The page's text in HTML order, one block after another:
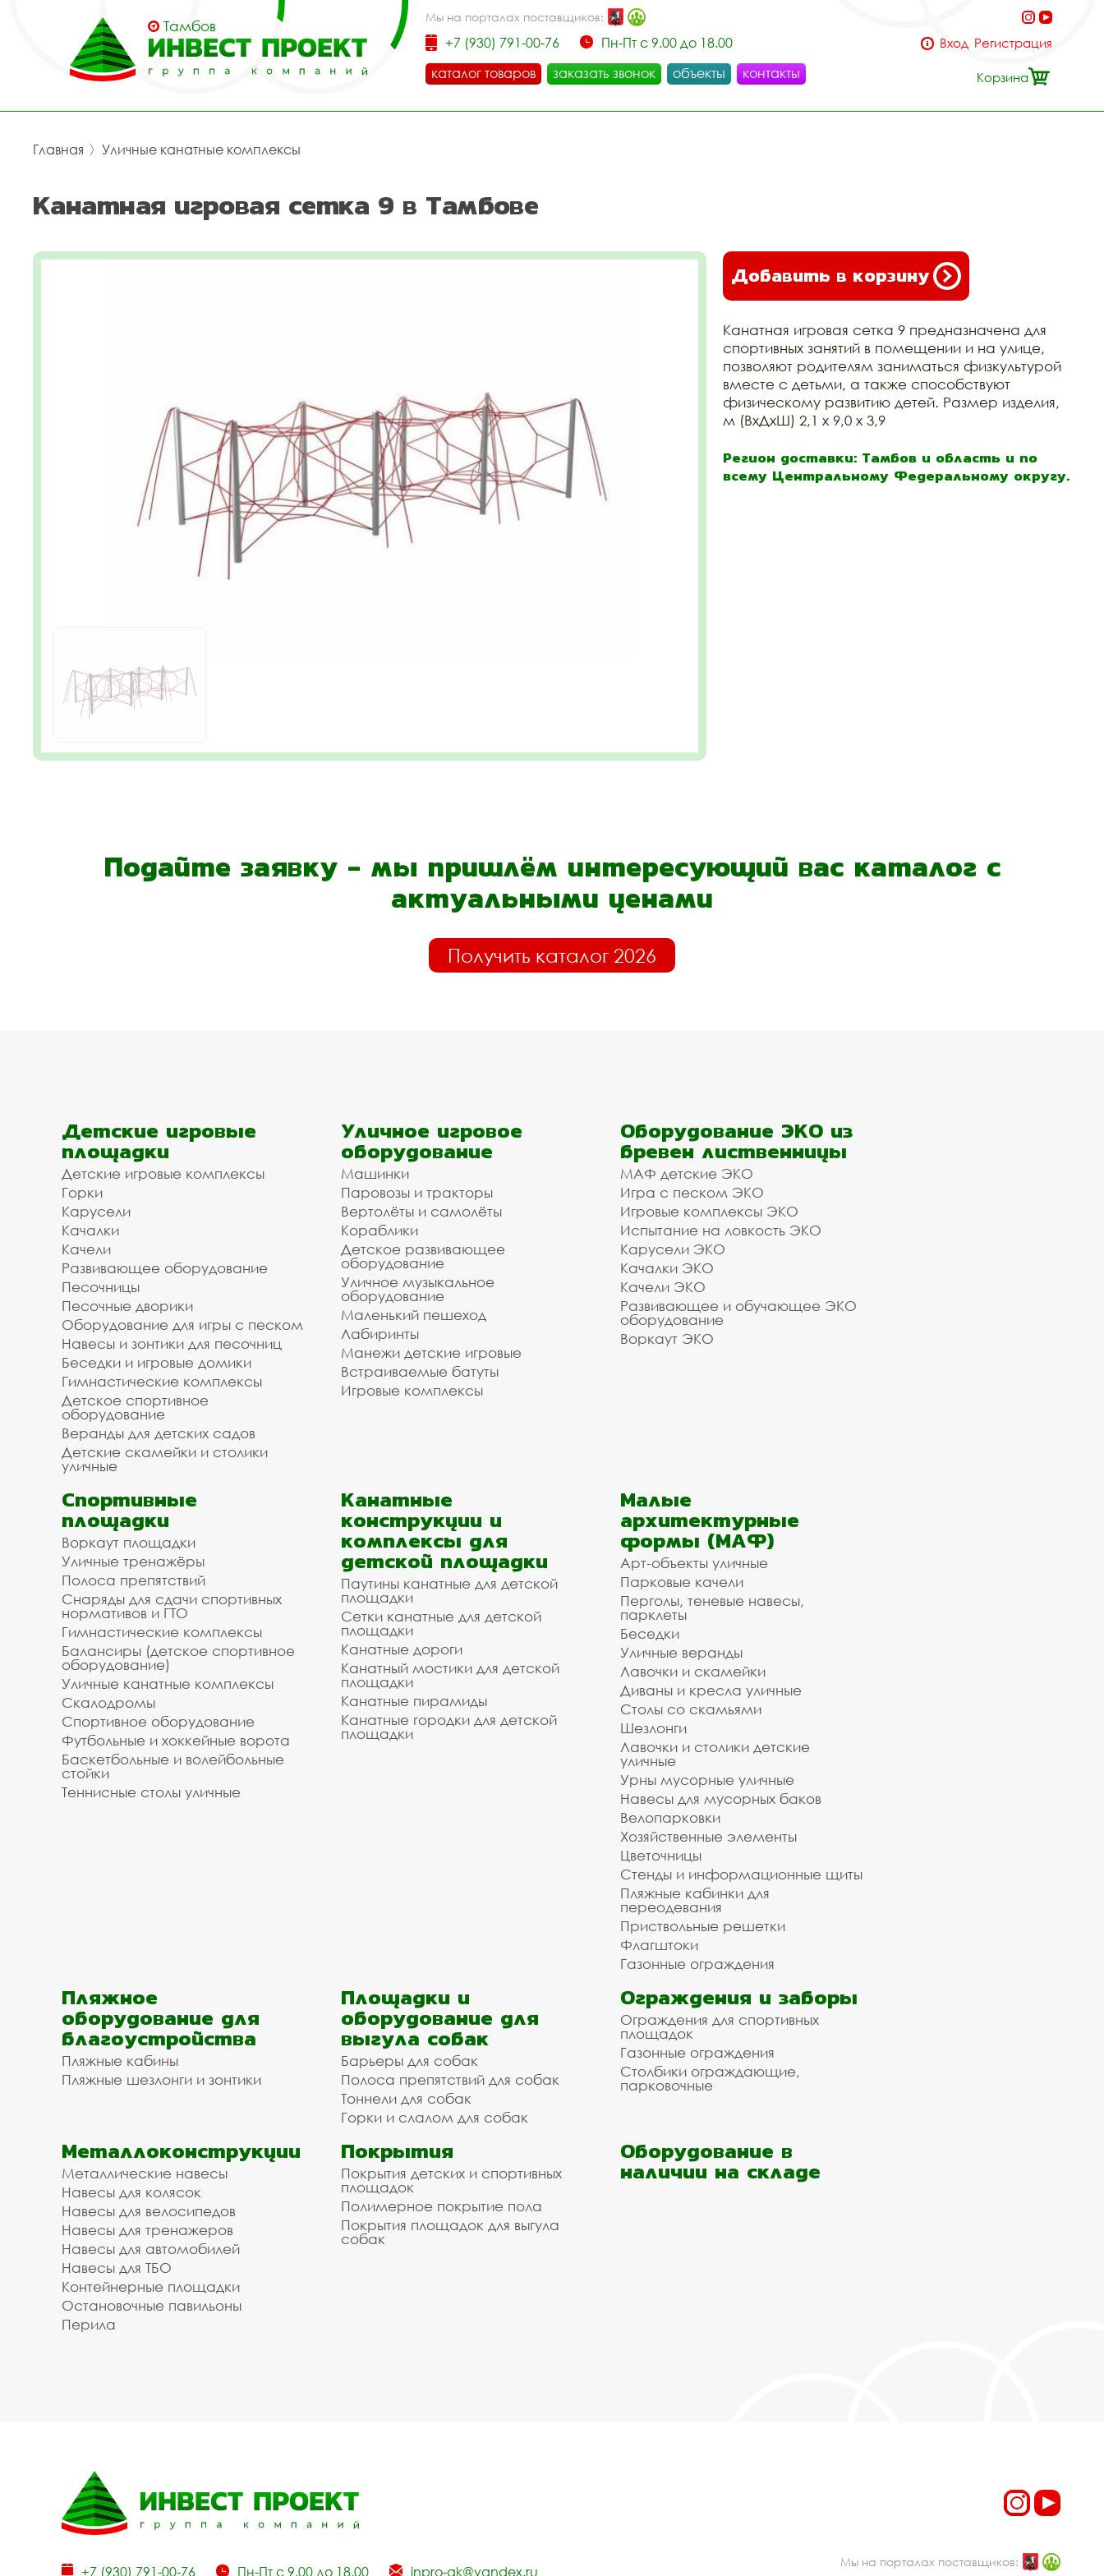
Тамбов
Мы на порталах поставщиков:
+7 (930) 791-00-76
Пн-Пт с 9.00 до 18.00
каталог товаров
заказать звонок объекты контакты
Вход Регистрация
Корзина
Главная 〉 Уличные канатные комплексы
Канатная игровая сетка 9 в Тамбове
Добавить в корзину
Канатная игровая сетка 9 предназначена для
спортивных занятий в помещении и на улице,
позволяют родителям заниматься физкультурой
вместе с детьми, а также способствуют
физическому развитию детей. Размер изделия,
м (ВхДхШ) 2,1 х 9,0 х 3,9
Регион доставки: Тамбов и область и по
всему Центральному Федеральному округу.
Подайте заявку - мы пришлём интересующий вас каталог с
актуальными ценами
Получить каталог 2026
Детские игровые
площадки
Детские игровые комплексы
Горки
Карусели
Качалки
Качели
Развивающее оборудование
Песочницы
Песочные дворики
Оборудование для игры с песком
Навесы и зонтики для песочниц
Беседки и игровые домики
Гимнастические комплексы
Детское спортивное
оборудование
Веранды для детских садов
Детские скамейки и столики
уличные
Уличное игровое
оборудование
Машинки
Паровозы и тракторы
Вертолёты и самолёты
Кораблики
Детское развивающее
оборудование
Уличное музыкальное
оборудование
Маленький пешеход
Лабиринты
Манежи детские игровые
Встраиваемые батуты
Игровые комплексы
Оборудование ЭКО из
бревен лиственницы
МАФ детские ЭКО
Игра с песком ЭКО
Игровые комплексы ЭКО
Испытание на ловкость ЭКО
Карусели ЭКО
Качалки ЭКО
Качели ЭКО
Развивающее и обучающее ЭКО
оборудование
Воркаут ЭКО
Спортивные
площадки
Воркаут площадки
Уличные тренажёры
Полоса препятствий
Снаряды для сдачи спортивных
нормативов и ГТО
Гимнастические комплексы
Балансиры (детское спортивное
оборудование)
Уличные канатные комплексы
Скалодромы
Спортивное оборудование
Футбольные и хоккейные ворота
Баскетбольные и волейбольные
стойки
Теннисные столы уличные
Канатные
конструкции и
комплексы для
детской площадки
Паутины канатные для детской
площадки
Сетки канатные для детской
площадки
Канатные дороги
Канатный мостики для детской
площадки
Канатные пирамиды
Канатные городки для детской
площадки
Малые
архитектурные
формы (МАФ)
Арт-объекты уличные
Парковые качели
Перголы, теневые навесы,
парклеты
Беседки
Уличные веранды
Лавочки и скамейки
Диваны и кресла уличные
Столы со скамьями
Шезлонги
Лавочки и столики детские
уличные
Урны мусорные уличные
Навесы для мусорных баков
Велопарковки
Хозяйственные элементы
Цветочницы
Стенды и информационные щиты
Пляжные кабинки для
переодевания
Приствольные решетки
Флагштоки
Газонные ограждения
Пляжное
оборудование для
благоустройства
Пляжные кабины
Пляжные шезлонги и зонтики
Площадки и
оборудование для
выгула собак
Барьеры для собак
Полоса препятствий для собак
Тоннели для собак
Горки и слалом для собак
Ограждения и заборы
Ограждения для спортивных
площадок
Газонные ограждения
Столбики ограждающие,
парковочные
Металлоконструкции
Металлические навесы
Навесы для колясок
Навесы для велосипедов
Навесы для тренажеров
Навесы для автомобилей
Навесы для ТБО
Контейнерные площадки
Остановочные павильоны
Перила
Покрытия
Покрытия детских и спортивных
площадок
Полимерное покрытие пола
Покрытия площадок для выгула
собак
Оборудование в
наличии на складе
+7 (930) 791-00-76 Пн-Пт с 9.00 до 18.00 inpro-gk@yandex.ru
Мы на порталах поставщиков: